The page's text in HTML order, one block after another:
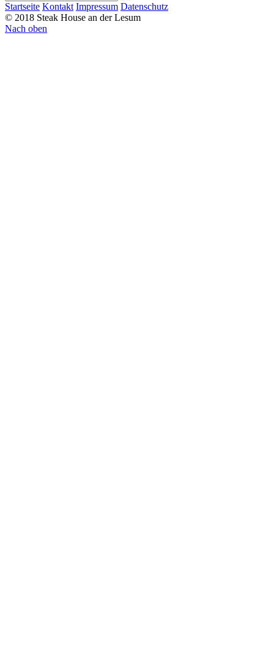
Startseite Kontakt Impressum Datenschutz
© 2018 Steak House an der Lesum
Nach oben